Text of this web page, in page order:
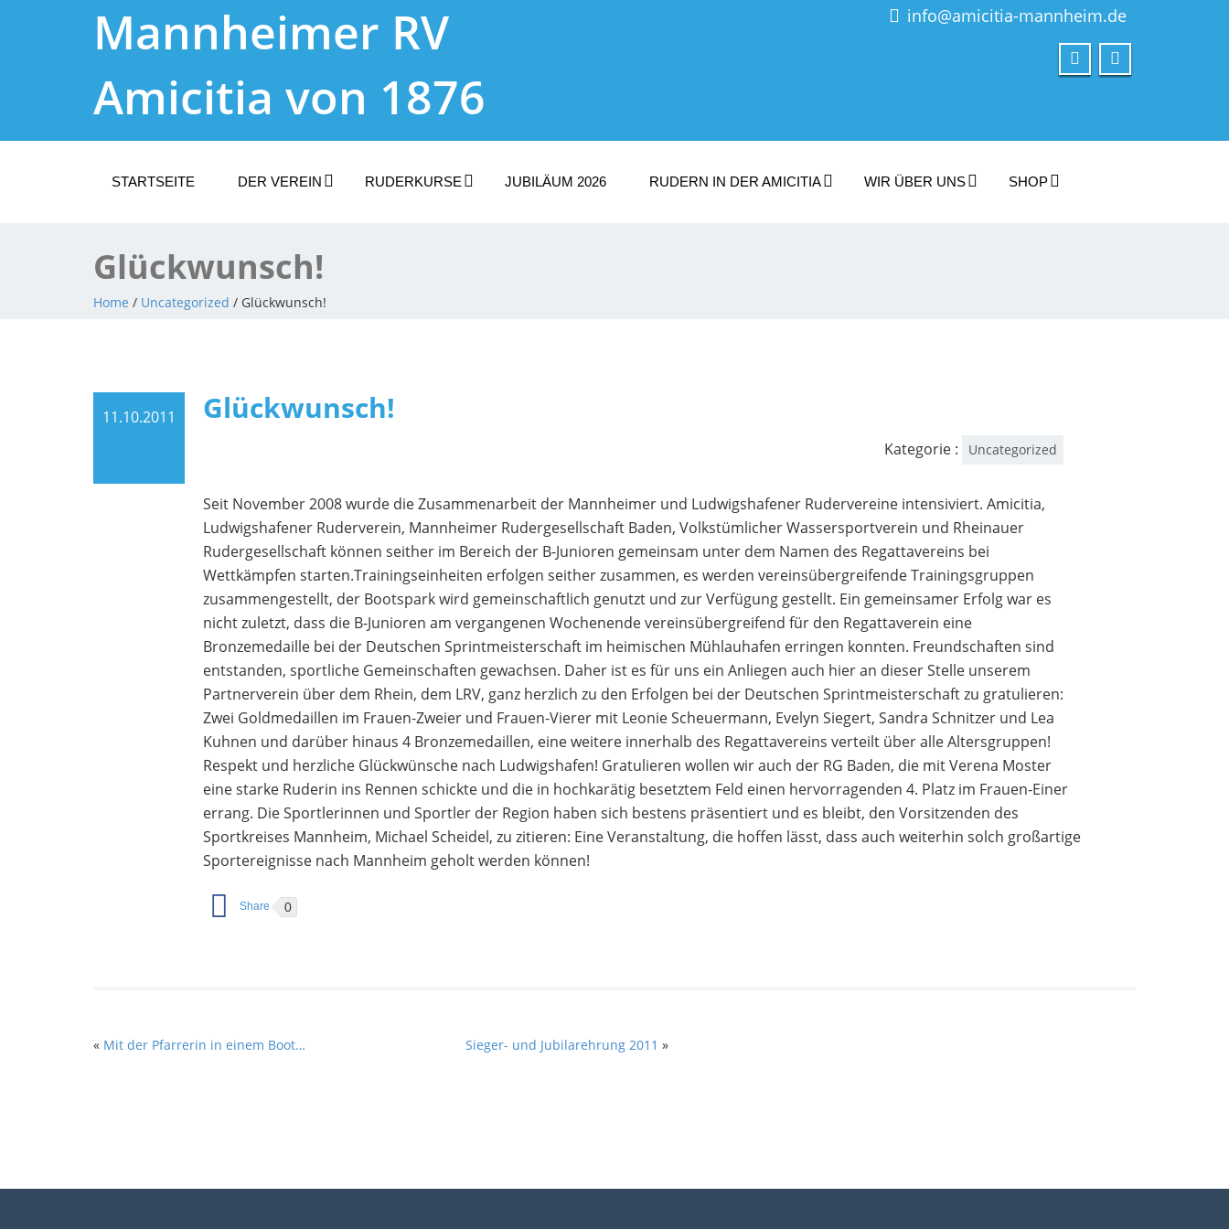
Mannheimer RV
Amicitia von 1876
info@amicitia-mannheim.de
STARTSEITE DER VEREIN RUDERKURSE JUBILÄUM 2026 RUDERN IN DER AMICITIA WIR ÜBER UNS SHOP
Glückwunsch!
Home / Uncategorized / Glückwunsch!
11.10.2011 Glückwunsch!
Kategorie : Uncategorized
Seit November 2008 wurde die Zusammenarbeit der Mannheimer und Ludwigshafener Rudervereine intensiviert. Amicitia,
Ludwigshafener Ruderverein, Mannheimer Rudergesellschaft Baden, Volkstümlicher Wassersportverein und Rheinauer
Rudergesellschaft können seither im Bereich der B-Junioren gemeinsam unter dem Namen des Regattavereins bei
Wettkämpfen starten.Trainingseinheiten erfolgen seither zusammen, es werden vereinsübergreifende Trainingsgruppen
zusammengestellt, der Bootspark wird gemeinschaftlich genutzt und zur Verfügung gestellt. Ein gemeinsamer Erfolg war es
nicht zuletzt, dass die B-Junioren am vergangenen Wochenende vereinsübergreifend für den Regattaverein eine
Bronzemedaille bei der Deutschen Sprintmeisterschaft im heimischen Mühlauhafen erringen konnten. Freundschaften sind
entstanden, sportliche Gemeinschaften gewachsen. Daher ist es für uns ein Anliegen auch hier an dieser Stelle unserem
Partnerverein über dem Rhein, dem LRV, ganz herzlich zu den Erfolgen bei der Deutschen Sprintmeisterschaft zu gratulieren:
Zwei Goldmedaillen im Frauen-Zweier und Frauen-Vierer mit Leonie Scheuermann, Evelyn Siegert, Sandra Schnitzer und Lea
Kuhnen und darüber hinaus 4 Bronzemedaillen, eine weitere innerhalb des Regattavereins verteilt über alle Altersgruppen!
Respekt und herzliche Glückwünsche nach Ludwigshafen! Gratulieren wollen wir auch der RG Baden, die mit Verena Moster
eine starke Ruderin ins Rennen schickte und die in hochkarätig besetztem Feld einen hervorragenden 4. Platz im Frauen-Einer
errang. Die Sportlerinnen und Sportler der Region haben sich bestens präsentiert und es bleibt, den Vorsitzenden des
Sportkreises Mannheim, Michael Scheidel, zu zitieren: Eine Veranstaltung, die hoffen lässt, dass auch weiterhin solch großartige
Sportereignisse nach Mannheim geholt werden können!
0
« Mit der Pfarrerin in einem Boot… Sieger- und Jubilarehrung 2011 »